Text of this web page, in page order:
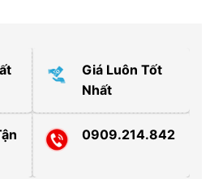
Giá Luôn Tốt
Nhất
0909.214.842